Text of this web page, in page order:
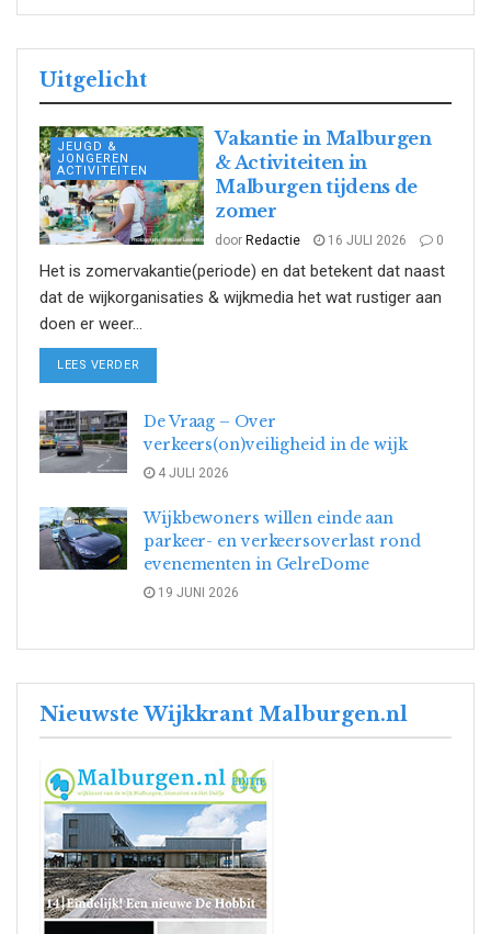
Uitgelicht
JEUGD &
JONGEREN
ACTIVITEITEN
Vakantie in Malburgen
& Activiteiten in
Malburgen tijdens de
zomer
door Redactie 16 JULI 2026 0
Het is zomervakantie(periode) en dat betekent dat naast
dat de wijkorganisaties & wijkmedia het wat rustiger aan
doen er weer...
LEES VERDER
De Vraag – Over
verkeers(on)veiligheid in de wijk
4 JULI 2026
Wijkbewoners willen einde aan
parkeer- en verkeersoverlast rond
evenementen in GelreDome
19 JUNI 2026
Nieuwste Wijkkrant Malburgen.nl